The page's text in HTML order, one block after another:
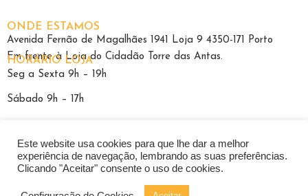
ONDE ESTAMOS
Avenida Fernão de Magalhães 1941 Loja 9 4350-171 Porto
Em frente à Loja do Cidadão Torre das Antas.
HORÁRIO LOJA
Seg a Sexta 9h – 19h
Sábado 9h – 17h
Política de Privacidade|Termos e Condições|Livro Reclamações
Este website usa cookies para que lhe dar a melhor
experiência de navegação, lembrando as suas preferências.
Clicando "Aceitar" consente o uso de cookies.